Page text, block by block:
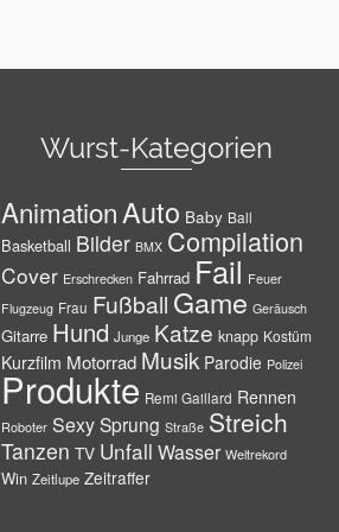
Wurst-Kategorien
AnimationAuto Baby Ball
Basketball Bilder BMX Compilation
Cover Erschrecken Fahrrad Fail Feuer
Flugzeug Frau Fußball Game Geräusch
Gitarre Hund Junge Katze knapp Kostüm
Kurzfilm Motorrad Musik Parodie Polizei
Produkte Remi Gaillard Rennen
Roboter SexySprung Straße Streich
Tanzen TV Unfall Wasser Weltrekord
Win Zeitlupe Zeitraffer